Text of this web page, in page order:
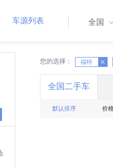
车源列表 全国
您的选择： 福特
X X
全国二手车
默认排序 价